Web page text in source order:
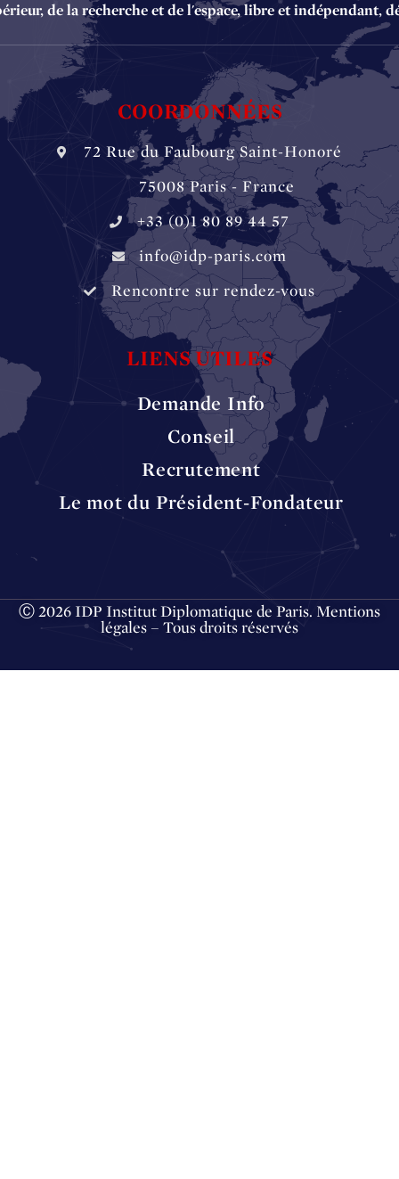
de la recherche et de l'espace, libre et indépendant,
COORDONNÉES
72 Rue du Faubourg Saint-Honoré
‏‏‎ ‏‏‎ ‏‏‎ ‏‏‎ ‎‎‎‎‏‏‎ 75008 Paris - France
+33 (0)1 80 89 44 57
info@idp-paris.com
Rencontre sur rendez-vous
LIENS UTILES
Demande Info
Conseil
Recrutement
Le mot du Président-Fondateur
Ⓒ 2026 IDP Institut Diplomatique de Paris. Mentions
légales – Tous droits réservés